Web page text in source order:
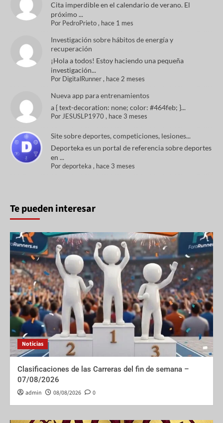
Cita imperdible en el calendario de verano. El
próximo ...
Por PedroPrieto, hace 1 mes
Investigación sobre hábitos de energía y
recuperación
¡Hola a todos! Estoy haciendo una pequeña
investigación...
Por DigitalRunner, hace 2 meses
Nueva app para entrenamientos
a { text-decoration: none; color: #464feb; }...
Por JESUSLP1970 , hace 3 meses
Site sobre deportes, competiciones, lesiones...
Deporteka es un portal de referencia sobre deportes
en ...
Pordeporteka , hace 3 meses
Te pueden interesar
Noticias
Clasificaciones de las Carreras del fin de semana –
07/08/2026
admin 08/08/2026 0